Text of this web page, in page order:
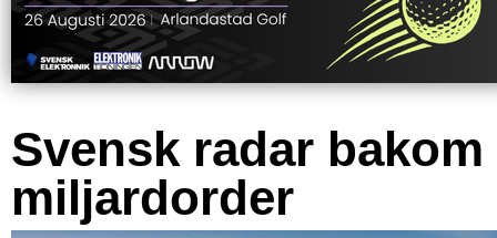
Svensk radar bakom
miljardorder